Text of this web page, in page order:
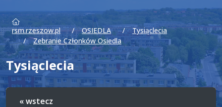
rsm.rzeszow.pl OSIEDLA
Tysiąclecia
Zebranie Członków Osiedla
Tysiąclecia
« wstecz